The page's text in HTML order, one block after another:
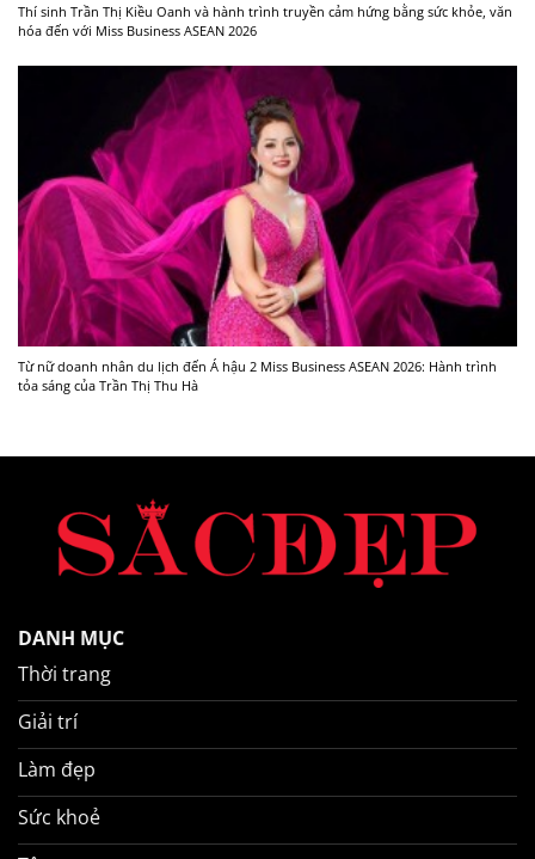
Thí sinh Trần Thị Kiều Oanh và hành trình truyền cảm hứng bằng sức khỏe, văn
hóa đến với Miss Business ASEAN 2026
Từ nữ doanh nhân du lịch đến Á hậu 2 Miss Business ASEAN 2026: Hành trình
tỏa sáng của Trần Thị Thu Hà
DANH MỤC
Thời trang
Giải trí
Làm đẹp
Sức khoẻ